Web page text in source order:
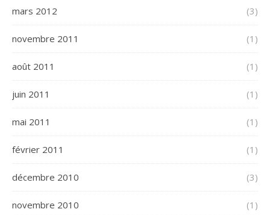
mars 2012 (3)
novembre 2011 (1)
août 2011 (1)
juin 2011 (1)
mai 2011 (1)
février 2011 (1)
décembre 2010 (3)
novembre 2010 (1)